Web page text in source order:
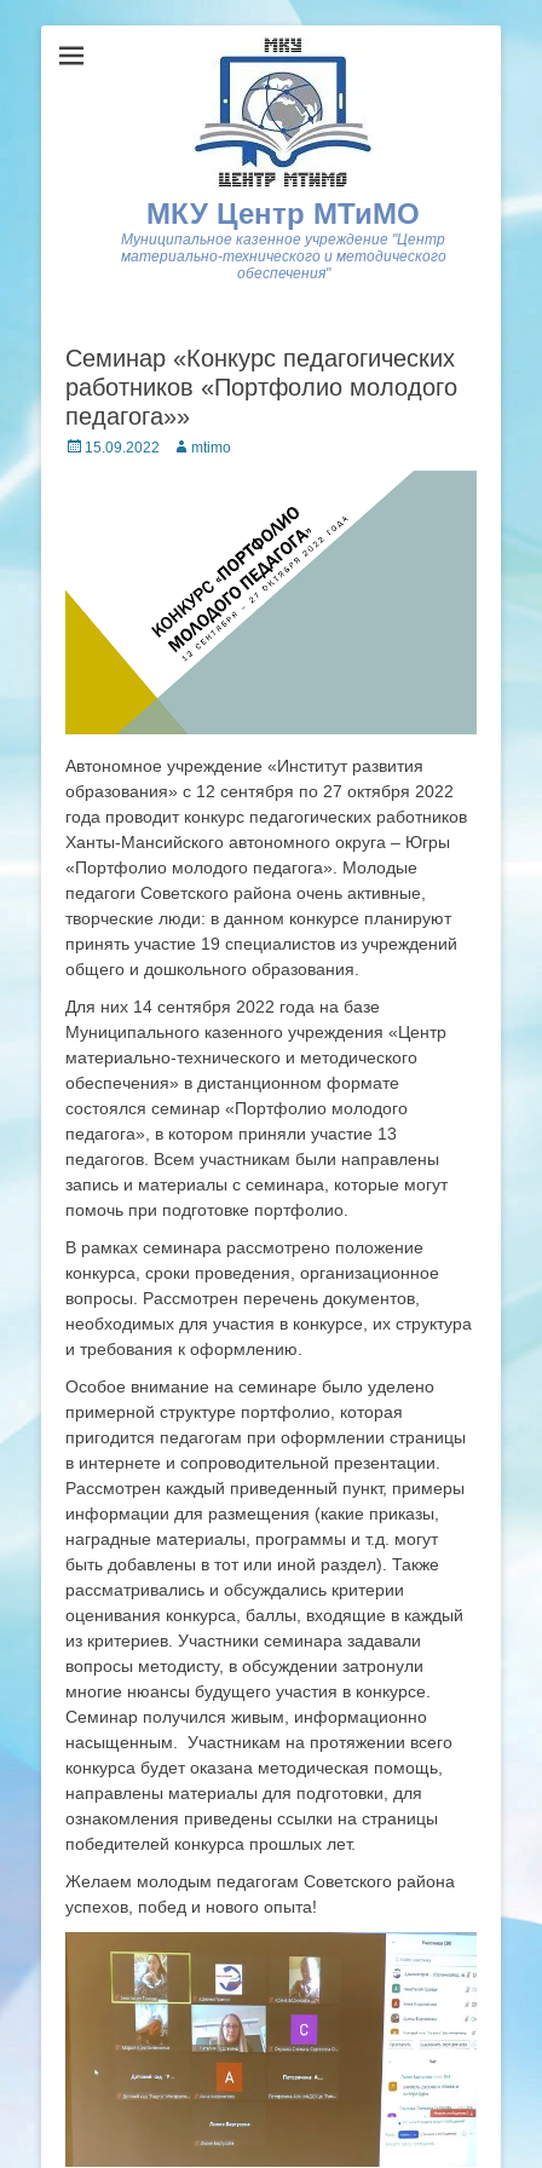
МКУ Центр МТиМО
Муниципальное казенное учреждение "Центр
материально-технического и методического
обеспечения"
Семинар «Конкурс педагогических
работников «Портфолио молодого
педагога»»
Posted
15.09.2022 Author
mtimo
Автономное учреждение «Институт развития
образования» с 12 сентября по 27 октября 2022
года проводит конкурс педагогических работников
Ханты-Мансийского автономного округа – Югры
«Портфолио молодого педагога». Молодые
педагоги Советского района очень активные,
творческие люди: в данном конкурсе планируют
принять участие 19 специалистов из учреждений
общего и дошкольного образования.
Для них 14 сентября 2022 года на базе
Муниципального казенного учреждения «Центр
материально-технического и методического
обеспечения» в дистанционном формате
состоялся семинар «Портфолио молодого
педагога», в котором приняли участие 13
педагогов. Всем участникам были направлены
запись и материалы с семинара, которые могут
помочь при подготовке портфолио.
В рамках семинара рассмотрено положение
конкурса, сроки проведения, организационное
вопросы. Рассмотрен перечень документов,
необходимых для участия в конкурсе, их структура
и требования к оформлению.
Особое внимание на семинаре было уделено
примерной структуре портфолио, которая
пригодится педагогам при оформлении страницы
в интернете и сопроводительной презентации.
Рассмотрен каждый приведенный пункт, примеры
информации для размещения (какие приказы,
наградные материалы, программы и т.д. могут
быть добавлены в тот или иной раздел). Также
рассматривались и обсуждались критерии
оценивания конкурса, баллы, входящие в каждый
из критериев. Участники семинара задавали
вопросы методисту, в обсуждении затронули
многие нюансы будущего участия в конкурсе.
Семинар получился живым, информационно
насыщенным. Участникам на протяжении всего
конкурса будет оказана методическая помощь,
направлены материалы для подготовки, для
ознакомления приведены ссылки на страницы
победителей конкурса прошлых лет.
Желаем молодым педагогам Советского района
успехов, побед и нового опыта!